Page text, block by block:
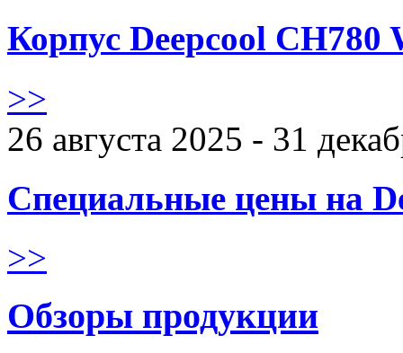
Корпус Deepcool CH780
>>
26 августа 2025 - 31
Специальные цены на
>>
Обзоры продукции